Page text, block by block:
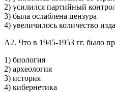
2) усилился партийный
3) была ослаблена цензура
4) увеличилось количество
А2. Что в 1945-1953 гг. было
1) биология
2) археология
3) история
4) кибернетика